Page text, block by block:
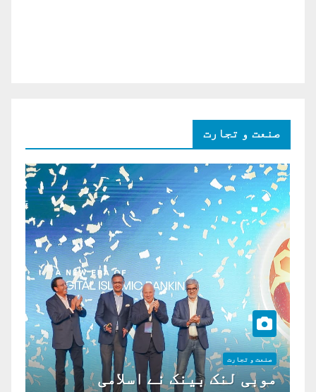
صنعت و تجارت
صنعت و تجارت
موبی لنک بینک نے اسلامی